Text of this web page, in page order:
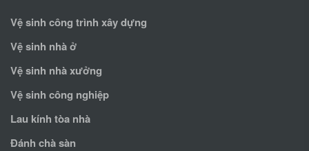
Vệ sinh công trình xây dựng
Vệ sinh nhà ở
Vệ sinh nhà xưởng
Vệ sinh công nghiệp
Lau kính tòa nhà
Đánh chà sàn